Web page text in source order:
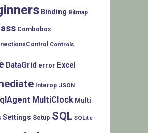
Binding Bitmap
Combobox
Controls
DataGrid error Excel
Interop JSON
MultiClock Multi
Settings Setup SQL SQLite